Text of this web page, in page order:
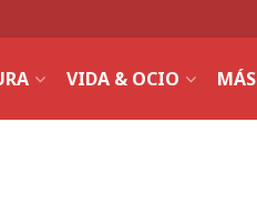
VIDA & OCIO MÁS